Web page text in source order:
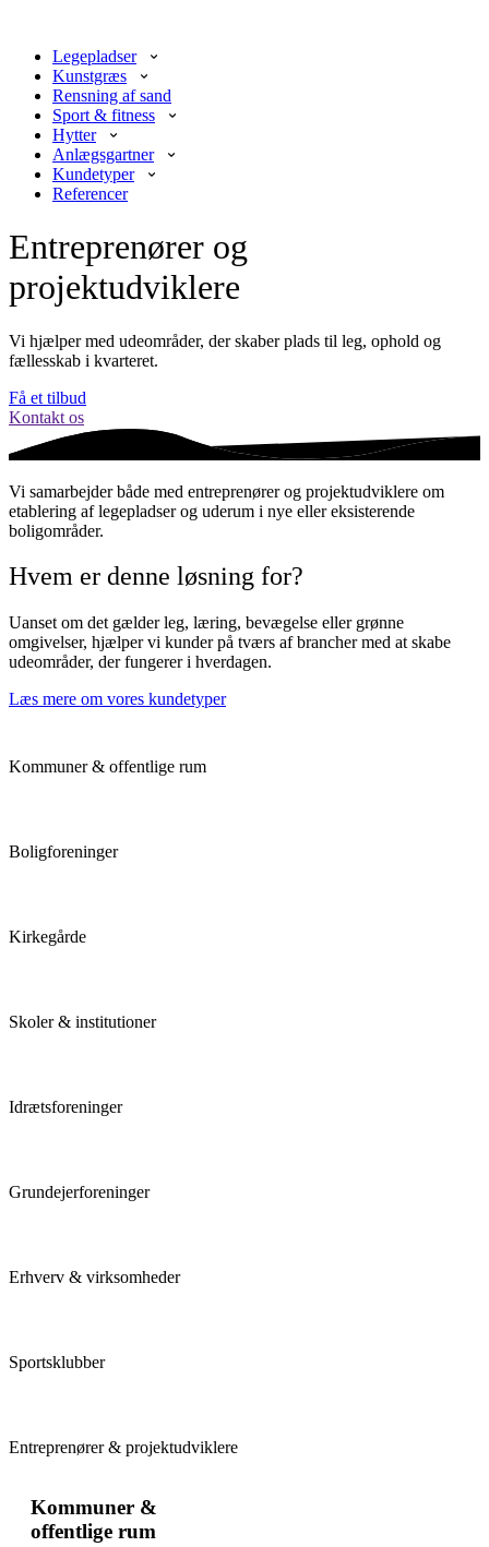
Legepladser
Kunstgræs
Rensning af sand
Sport & fitness
Hytter
Anlægsgartner
Kundetyper
Referencer
Entreprenører og
projektudviklere
Vi hjælper med udeområder, der skaber plads til leg, ophold og
fællesskab i kvarteret.
Få et tilbud
Kontakt os
Vi samarbejder både med entreprenører og projektudviklere om
etablering af legepladser og uderum i nye eller eksisterende
boligområder.
Hvem er denne løsning for?
Uanset om det gælder leg, læring, bevægelse eller grønne
omgivelser, hjælper vi kunder på tværs af brancher med at skabe
udeområder, der fungerer i hverdagen.
Læs mere om vores kundetyper
Kommuner & offentlige rum
Boligforeninger
Kirkegårde
Skoler & institutioner
Idrætsforeninger
Grundejerforeninger
Erhverv & virksomheder
Sportsklubber
Entreprenører & projektudviklere
Kommuner &
offentlige rum